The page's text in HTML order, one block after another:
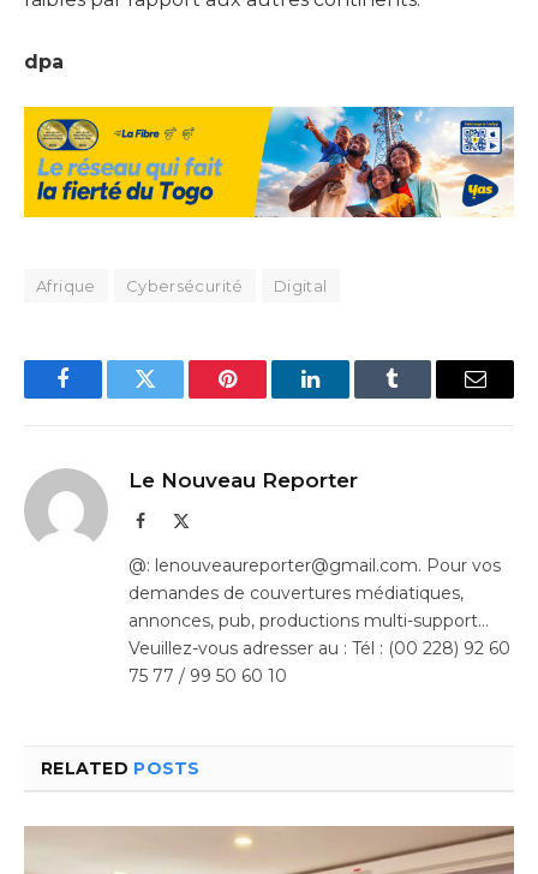
dpa
Afrique Cybersécurité Digital
FacebookTwitter Pinterest LinkedInTumblr Email
Le Nouveau Reporter
Facebook
@: lenouveaureporter@gmail.com. Pour vos
demandes de couvertures médiatiques,
annonces, pub, productions multi-support…
Veuillez-vous adresser au : Tél : (00 228) 92 60
75 77 / 99 50 60 10
RELATED POSTS